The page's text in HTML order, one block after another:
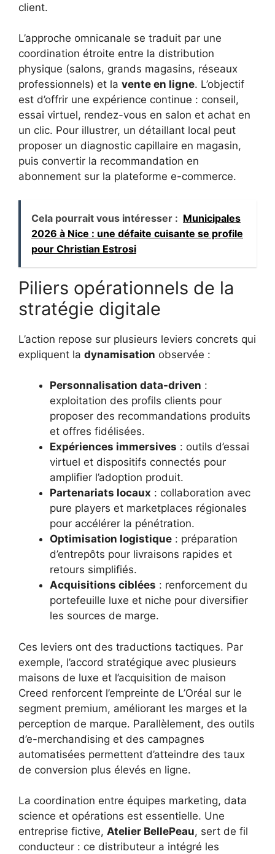
client.
L’approche omnicanale se traduit par une
coordination étroite entre la distribution
physique (salons, grands magasins, réseaux
professionnels) et la vente en ligne. L’objectif
est d’offrir une expérience continue : conseil,
essai virtuel, rendez-vous en salon et achat en
un clic. Pour illustrer, un détaillant local peut
proposer un diagnostic capillaire en magasin,
puis convertir la recommandation en
abonnement sur la plateforme e-commerce.
Cela pourrait vous intéresser : Municipales
2026 à Nice : une défaite cuisante se profile
pour Christian Estrosi
Piliers opérationnels de la
stratégie digitale
L’action repose sur plusieurs leviers concrets qui
expliquent la dynamisation observée :
Personnalisation data-driven :
exploitation des profils clients pour
proposer des recommandations produits
et offres fidélisées.
Expériences immersives : outils d’essai
virtuel et dispositifs connectés pour
amplifier l’adoption produit.
Partenariats locaux : collaboration avec
pure players et marketplaces régionales
pour accélérer la pénétration.
Optimisation logistique : préparation
d’entrepôts pour livraisons rapides et
retours simplifiés.
Acquisitions ciblées : renforcement du
portefeuille luxe et niche pour diversifier
les sources de marge.
Ces leviers ont des traductions tactiques. Par
exemple, l’accord stratégique avec plusieurs
maisons de luxe et l’acquisition de maison
Creed renforcent l’empreinte de L’Oréal sur le
segment premium, améliorant les marges et la
perception de marque. Parallèlement, des outils
d’e-merchandising et des campagnes
automatisées permettent d’atteindre des taux
de conversion plus élevés en ligne.
La coordination entre équipes marketing, data
science et opérations est essentielle. Une
entreprise fictive, Atelier BellePeau, sert de fil
conducteur : ce distributeur a intégré les